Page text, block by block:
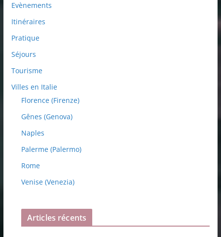
Evènements
Itinéraires
Pratique
Séjours
Tourisme
Villes en Italie
Florence (Firenze)
Gênes (Genova)
Naples
Palerme (Palermo)
Rome
Venise (Venezia)
Articles récents